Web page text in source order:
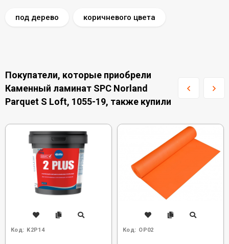
под дерево коричневого цвета
Покупатели, которые приобрели
Каменный ламинат SPC Norland
Parquet S Loft, 1055-19, также купили
Код: K2P14 Код: OP02